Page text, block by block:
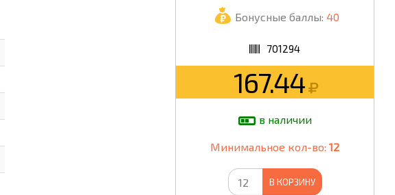
ШКОЛА
Бонусные баллы: 40
701294
167.44
в наличии
Минимальное кол-во: 12
В КОРЗИНУ